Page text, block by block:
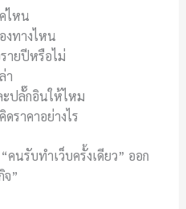
ไหน
ทางไหน
ายปีหรือไม่
า
ะปลั๊กอินให้ไหม
ราคาอย่างไร
นรับทำเว็บครั้งเดียว” ออก
จ”